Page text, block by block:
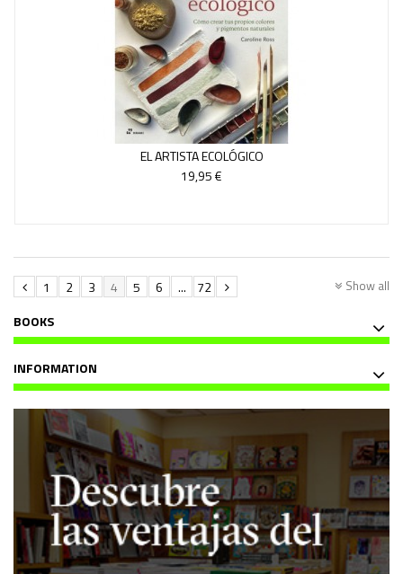
EL ARTISTA ECOLÓGICO
19,95 €
Show all
1 2 3 4 5 6 ...
72
BOOKS
INFORMATION